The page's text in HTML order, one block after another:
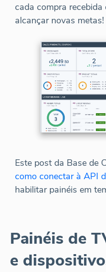
cada compra
alcançar novas metas!
Este post da Base de
como conectar à API
habilitar painéis em
Painéis de
e